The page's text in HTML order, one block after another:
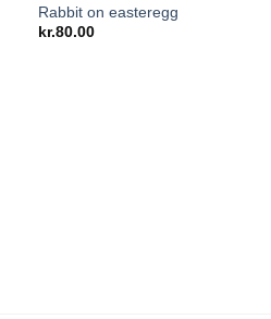
Rabbit on easteregg
kr.80.00